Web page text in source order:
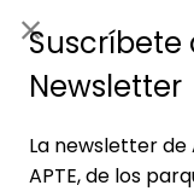
Suscríbete
Newsletter
La newsletter de
APTE, de los